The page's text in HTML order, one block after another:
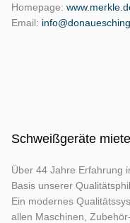
Homepage:
Email:
Schweißgeräte
Über 44 Jahre Erfahrung
Basis unserer
Ein modernes
allen Maschinen, Zubehör-